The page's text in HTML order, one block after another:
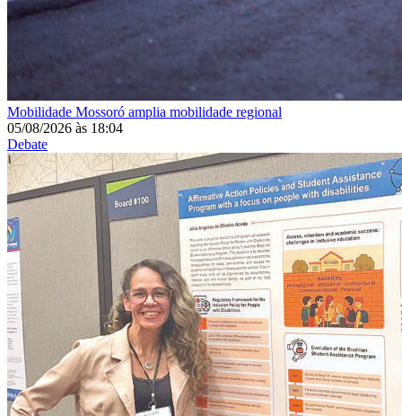
Mobilidade Mossoró amplia mobilidade regional
05/08/2026 às 18:04
Debate